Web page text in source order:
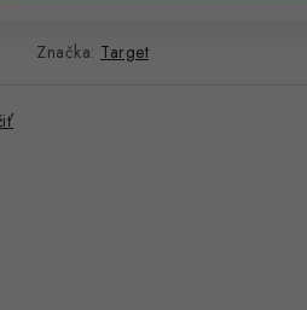
Značka: Target